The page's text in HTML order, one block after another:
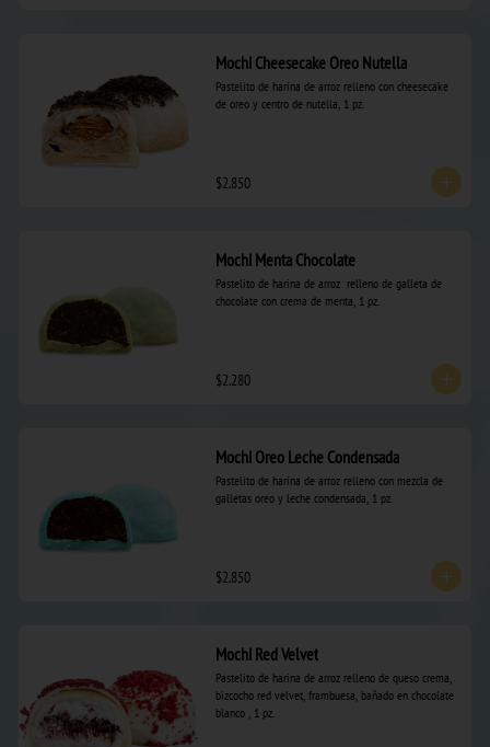
Mochi Cheesecake Oreo Nutella
Pastelito de harina de arroz relleno con cheesecake
de oreo y centro de nutella, 1 pz.
$2.850
Mochi Menta Chocolate
Pastelito de harina de arroz  relleno de galleta de
chocolate con crema de menta, 1 pz.
$2.280
Mochi Oreo Leche Condensada
Pastelito de harina de arroz relleno con mezcla de
galletas oreo y leche condensada, 1 pz.
$2.850
Mochi Red Velvet
Pastelito de harina de arroz relleno de queso crema,
bizcocho red velvet, frambuesa, bañado en chocolate
blanco , 1 pz.